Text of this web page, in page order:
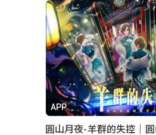
瓜子
旅途展開
2024-11-10 15:44:25
才5題而已！
要打大寫😒
陳振順
APP